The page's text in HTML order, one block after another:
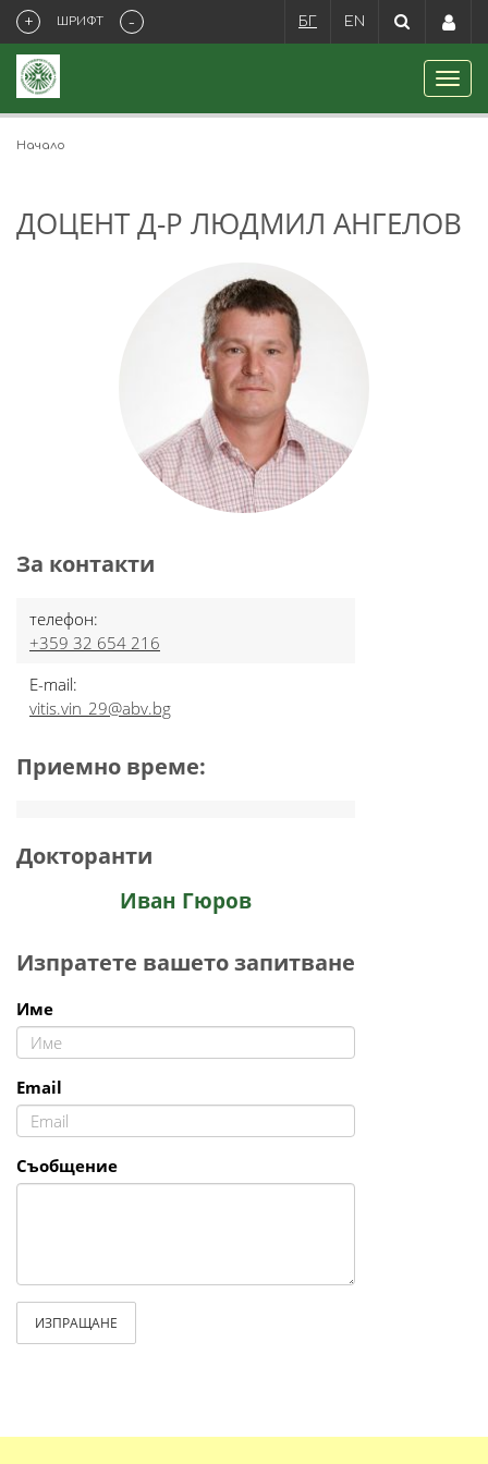
+ ШРИФТ - БГ EN
Начало
ДОЦЕНТ Д-Р ЛЮДМИЛ АНГЕЛОВ
За контакти
телефон:
+359 32 654 216
E-mail:
vitis.vin_29@abv.bg
Приемно време:
Докторанти
Иван Гюров
Изпратете вашето запитване
Име
Email
Съобщение
ИЗПРАЩАНЕ